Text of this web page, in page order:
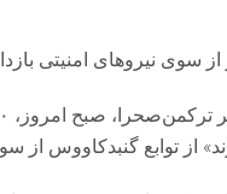
از سوی نیروهای امنیتی
توابع گنبدکاووس از